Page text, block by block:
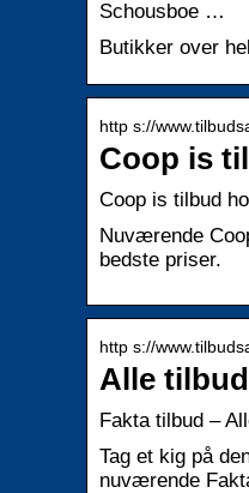
Schousboe …
Butikker over
http s://
Coop is
Coop is tilbud
Nuværende
bedste priser.
http s://
Alle
Fakta tilbud –
Tag et kig på
nuværende